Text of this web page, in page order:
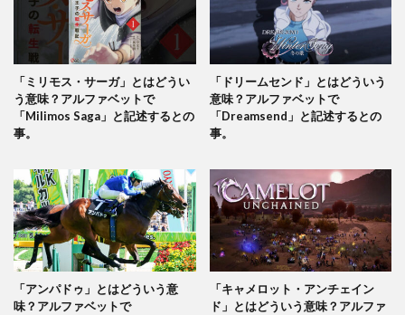
「ミリモス・サーガ」とはどうい
う意味？アルファベットで
「Milimos Saga」と記述するとの
事。
「ドリームセンド」とはどういう
意味？アルファベットで
「Dreamsend」と記述するとの
事。
「アンパドゥ」とはどういう意
味？アルファベットで
「キャメロット・アンチェイン
ド」とはどういう意味？アルファ